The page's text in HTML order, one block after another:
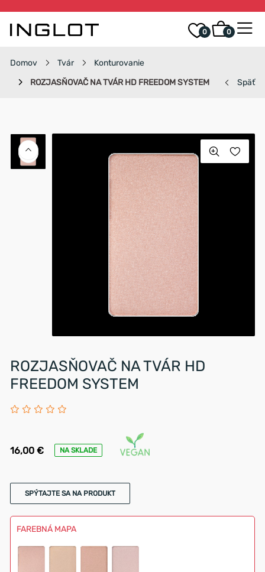
0 0
Domov Tvár
Konturovanie
ROZJASŇOVAČ NA TVÁR HD FREEDOM SYSTEM
Späť
ROZJASŇOVAČ NA TVÁR HD
FREEDOM SYSTEM
16,00 € NA SKLADE
SPÝTAJTE SA NA PRODUKT
FAREBNÁ MAPA